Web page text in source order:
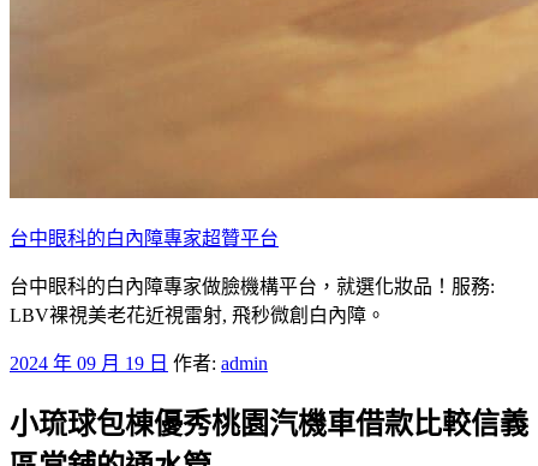
台中眼科的白內障專家超贊平台
台中眼科的白內障專家做臉機構平台，就選化妝品！服務:
LBV裸視美老花近視雷射, 飛秒微創白內障。
發
於
2024 年 09 月 19 日 作者: admin
小琉球包棟優秀桃園汽機車借款比較信義